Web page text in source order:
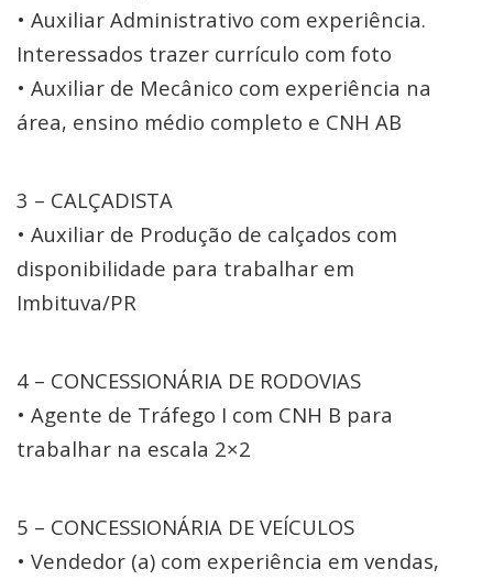
• Auxiliar Administrativo com experiência.
Interessados trazer currículo com foto
• Auxiliar de Mecânico com experiência na
área, ensino médio completo e CNH AB
3 – CALÇADISTA
• Auxiliar de Produção de calçados com
disponibilidade para trabalhar em
Imbituva/PR
4 – CONCESSIONÁRIA DE RODOVIAS
• Agente de Tráfego I com CNH B para
trabalhar na escala 2×2
5 – CONCESSIONÁRIA DE VEÍCULOS
• Vendedor (a) com experiência em vendas,